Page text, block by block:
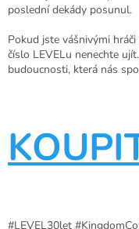
poslední dekády posunul.
Pokud jste vášnivými
číslo LEVELu nenechte
budoucnosti, která nás
#LEVEL30let